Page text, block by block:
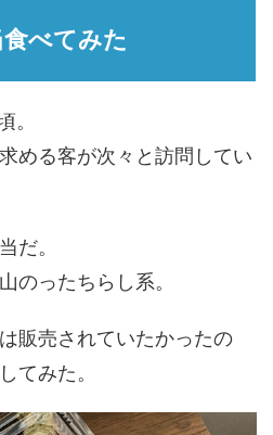
べてみた
。
める客が次々と訪問してい
だ。
のったちらし系。
販売されていたかったの
てみた。